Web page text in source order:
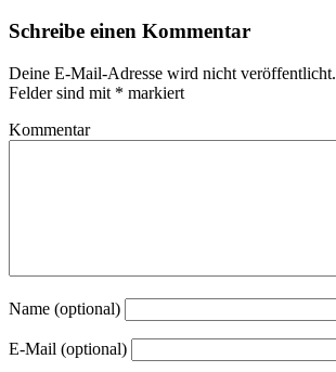
Schreibe einen Kommentar
Deine E-Mail-Adresse wird nicht veröffentlicht.
Felder sind mit * markiert
Kommentar
Name (optional)
E-Mail (optional)